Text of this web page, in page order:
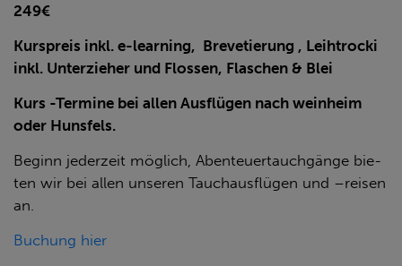
249€
Kurspreis inkl. e-learning, Brevetierung , Leihtrocki
inkl. Unterzieher und Flossen, Flaschen & Blei
Kurs -Ter­mi­ne bei allen Ausflügen nach weinheim
oder Hunsfels.
Be­ginn je­der­zeit mög­lich, Aben­teu­er­tauch­gän­ge bie­
ten wir bei allen un­se­ren Tauch­aus­flü­gen und –rei­sen
an.
Buchung hier